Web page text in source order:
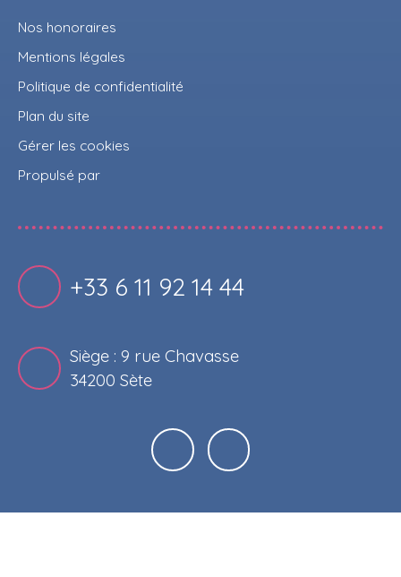
Nos honoraires
Mentions légales
Politique de confidentialité
Plan du site
Gérer les cookies
Propulsé par
+33 6 11 92 14 44
Siège : 9 rue Chavasse
34200 Sète